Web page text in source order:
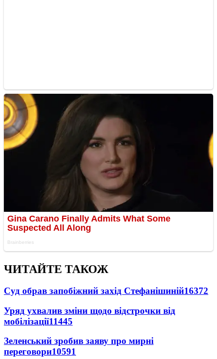
ЧИТАЙТЕ ТАКОЖ
Суд обрав запобіжний захід Стефанішиній16372
Уряд ухвалив зміни щодо відстрочки від
мобілізації11445
Зеленський зробив заяву про мирні
переговори10591